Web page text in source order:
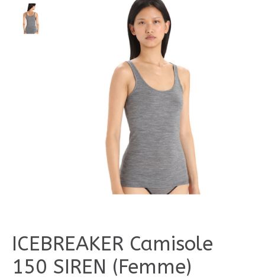
ICEBREAKER Camisole
150 SIREN (Femme)